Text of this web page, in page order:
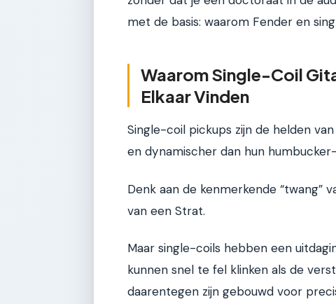
met de basis: waarom Fender en
Waarom Single-Coil
Elkaar Vinden
Single-coil pickups zijn de helden
en dynamischer dan hun
Denk aan de kenmerkende “twang”
van een Strat.
Maar single-coils hebben een
kunnen snel te fel klinken als de
daarentegen zijn gebouwd voor